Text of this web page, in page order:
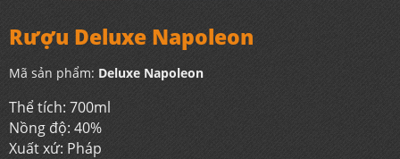
Rượu Deluxe Napoleon
Mã sản phẩm: Deluxe Napoleon
Thể tích: 700ml
Nồng độ: 40%
Xuất xứ: Pháp